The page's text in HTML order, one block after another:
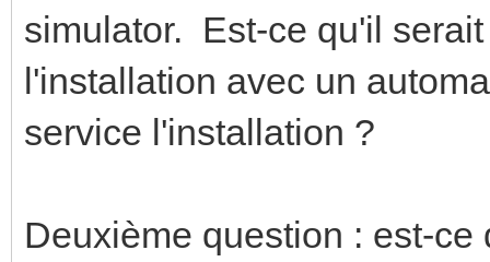
simulator. Est-ce qu'il
l'installation avec un
service l'installation ?
Deuxième question : est-